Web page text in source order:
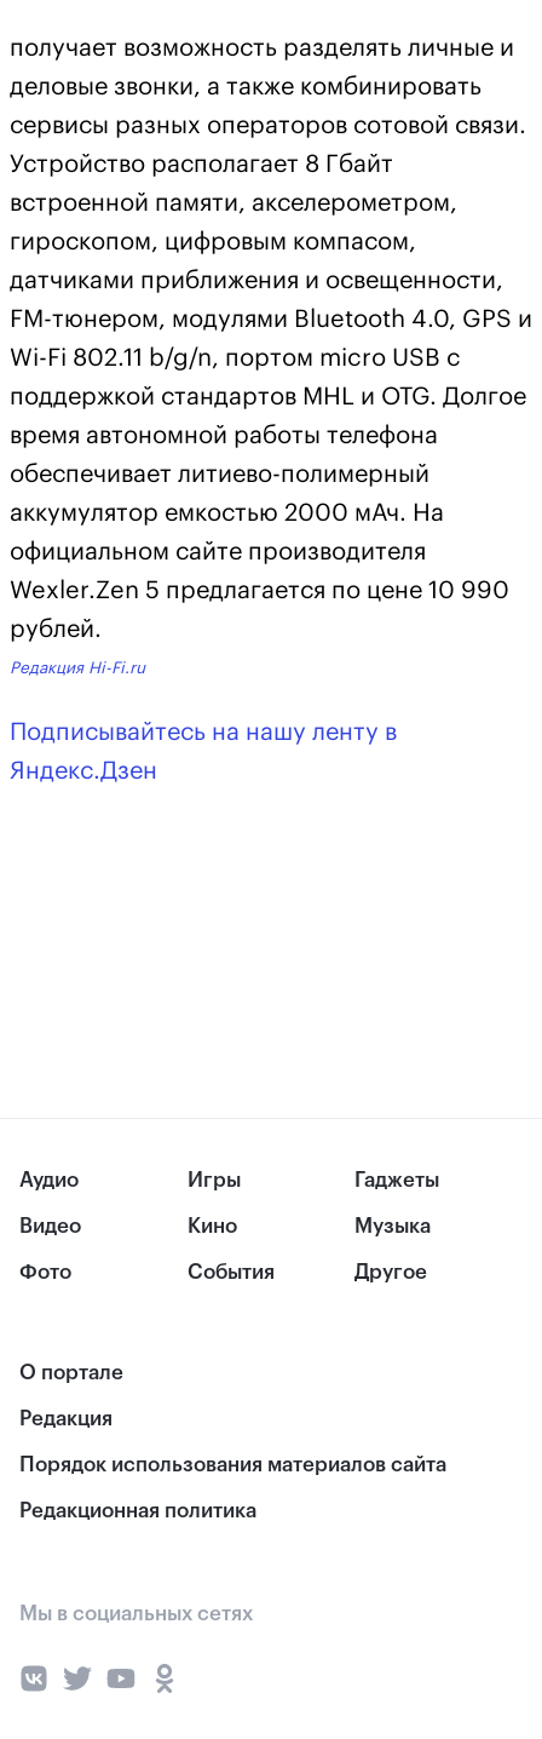
получает возможность разделять личные и
деловые звонки, а также комбинировать
сервисы разных операторов сотовой связи.
Устройство располагает 8 Гбайт
встроенной памяти, акселерометром,
гироскопом, цифровым компасом,
датчиками приближения и освещенности,
FM-тюнером, модулями Bluetooth 4.0, GPS и
Wi-Fi 802.11 b/g/n, портом micro USB с
поддержкой стандартов MHL и OTG. Долгое
время автономной работы телефона
обеспечивает литиево-полимерный
аккумулятор емкостью 2000 мАч. На
официальном сайте производителя
Wexler.Zen 5 предлагается по цене 10 990
рублей.
Редакция Hi-Fi.ru
Подписывайтесь на нашу ленту в
Яндекс.Дзен
Аудио
Видео
Фото
Игры
Кино
События
Гаджеты
Музыка
Другое
О портале
Редакция
Порядок использования материалов сайта
Редакционная политика
Мы в социальных сетях